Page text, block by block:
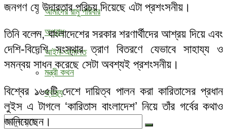
আমাদের রামু পরিবার
অপরাধ
আইন-আদালত
মন্ত্রী কথন
স্বাস্থ্য
জনগণ যে উদারতার পরিচয় দিয়েছে এটা প্রশংসনীয়।
তিনি বলেন, বাংলাদেশের সরকার শরণার্থীদের আশ্রয় দিয়ে এবং
দেশি-বিদেশি সংস্থার ত্রাণ বিতরণে যেভাবে সাহায্য ও
সমন্বয় সাধন করেছে সেটা অবশ্যই প্রশংসনীয়।
বিশ্বের ১৬৫টি দেশে দায়িত্ব পালন করা কারিতাসের প্রধান
লুইস এ টাগলে ‘কারিতাস বাংলাদেশ’ নিয়ে তাঁর গর্বের কথাও
জানিয়েছেন।